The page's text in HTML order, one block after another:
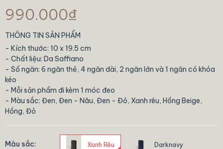
990.000₫
THÔNG TIN SẢN PHẨM
- Kích thước: 10 x 19.5 cm
- Chất liệu: Da Saffiano
- Số ngăn: 6 ngăn thẻ, 4 ngăn dài, 2 ngăn lớn và 1 ngăn có khóa
kéo
- Mỗi sản phẩm đi kèm 1 móc đeo
- Màu sắc: Đen, Đen - Nâu, Đen - Đỏ, Xanh rêu, Hồng Beige,
Hồng, Đỏ
Màu sắc: Xanh Rêu Darknavy